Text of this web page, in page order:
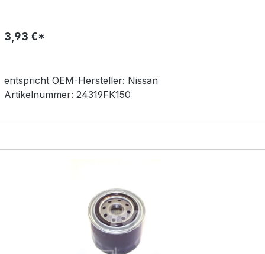
3,93 €*
entspricht OEM-Hersteller: Nissan
Artikelnummer: 24319FK150